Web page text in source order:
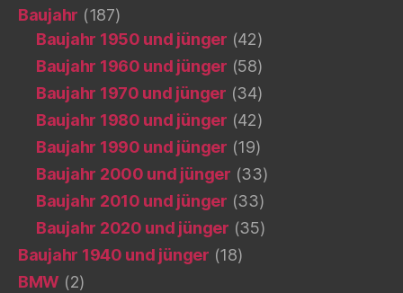
Baujahr (187)
Baujahr 1950 und jünger (42)
Baujahr 1960 und jünger (58)
Baujahr 1970 und jünger (34)
Baujahr 1980 und jünger (42)
Baujahr 1990 und jünger (19)
Baujahr 2000 und jünger (33)
Baujahr 2010 und jünger (33)
Baujahr 2020 und jünger (35)
Baujahr 1940 und jünger (18)
BMW (2)